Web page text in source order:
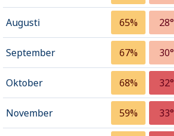
Augusti 65% 28°
September 67% 30°
Oktober 68% 32°
November 59% 33°